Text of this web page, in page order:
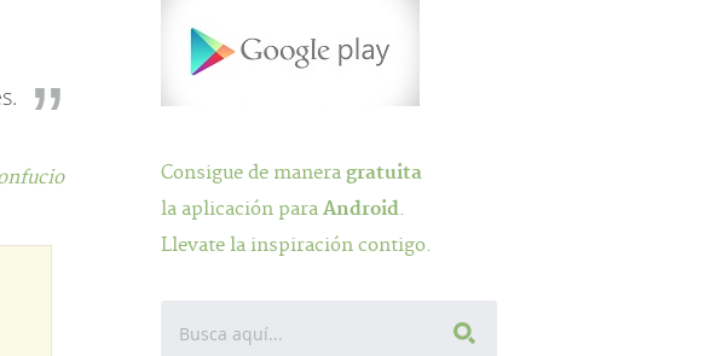
Consigue de maneragratuita
la aplicación paraAndroid.
Llevate la inspiración contigo.